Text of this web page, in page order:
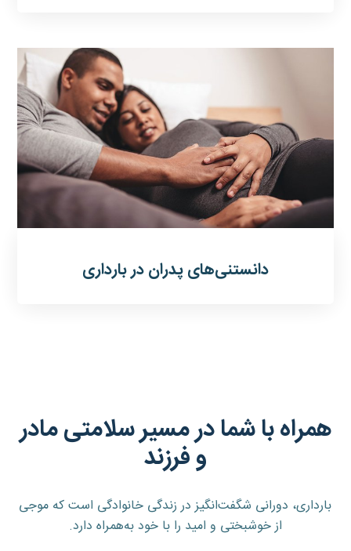
دانستنی‌های پدران در بارداری
همراه با شما در مسیر سلامتی مادر
و فرزند
بارداری، دورانی شگفت‌انگیز در زندگی خانوادگی است که موجی
از خوشبختی و امید را با خود به‌همراه دارد.